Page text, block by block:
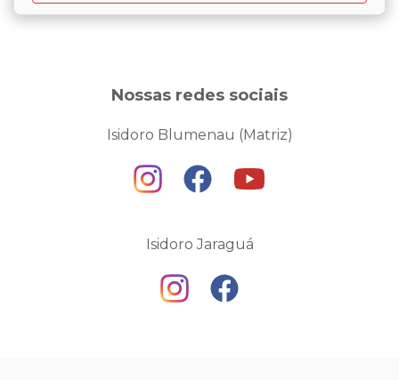
Nossas redes sociais
Isidoro Blumenau (Matriz)
Isidoro Jaraguá